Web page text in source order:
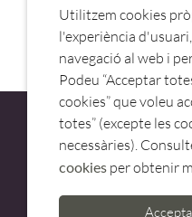
CUCHILLO COCINERO
Utilitzem cookies
l'experiència
navegació al web i
Podeu “Acceptar
cookies” que voleu
totes” (excepte les
necessàries).
cookies per obtenir